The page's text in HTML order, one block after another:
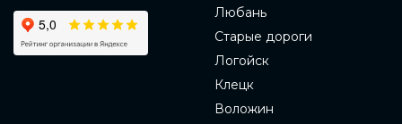
Любань
Старые дороги
Логойск
Клецк
Воложин